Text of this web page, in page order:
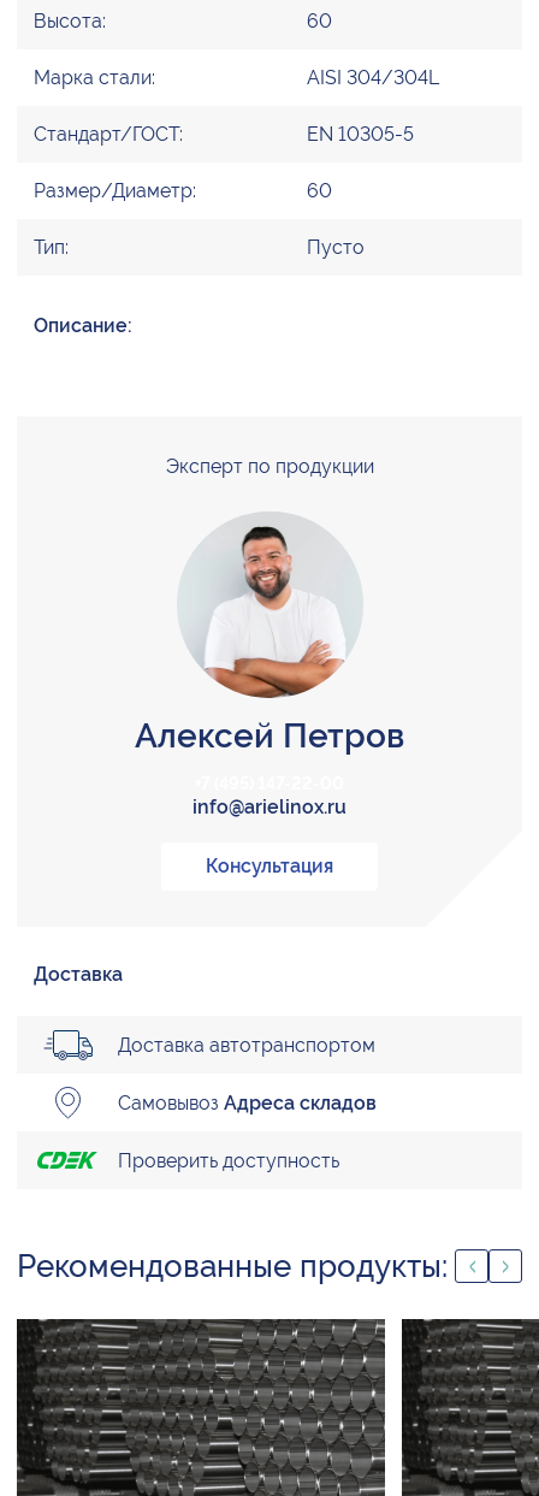
Высота: 60
Марка стали: AISI 304/304L
Стандарт/ГОСТ: EN 10305-5
Размер/Диаметр: 60
Тип: Пусто
Описание:
Эксперт по продукции
Алексей Петров
info@arielinox.ru
Консультация
Доставка
Доставка автотранспортом
Самовывоз Адреса складов
Проверить доступность
Рекомендованные продукты: